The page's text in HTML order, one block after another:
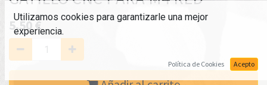
5,50€
Utilizamos cookies para garantizarle una mejor
experiencia.
Política de Cookies Acepto